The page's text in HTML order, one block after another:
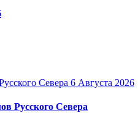
6 Августа 2026
Русского Севера